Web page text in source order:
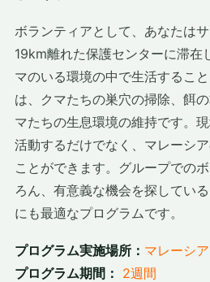
ボランティアとして、あなたは
19km離れた保護センターに滞在
マのいる環境の中で生活するこ
は、クマたちの巣穴の掃除、餌
マたちの生息環境の維持です。
活動するだけでなく、マレーシ
ことができます。グループでの
ろん、有意義な機会を探してい
にも最適なプログラムです。
プログラム実施場所： マレーシ
プログラム期間： 2週間